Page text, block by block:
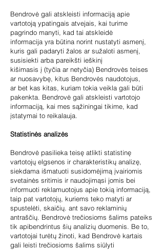
Bendrovė gali atskleisti informaciją apie
vartotoją ypatingais atvejais, kai turime
pagrindo manyti, kad tai atskleidė
informacija yra būtina norint nustatyti asmenį,
kuris gali padaryti žalos ar sužaloti asmenį,
susisiekti arba pareikšti ieškinį
kišimasis į (tyčia ar netyčia) Bendrovės teises
ar nuosavybę, kitus Bendrovės naudotojus,
ar bet kas kitas, kuriam tokia veikla gali būti
pakenkta. Bendrovė gali atskleisti vartotojo
informaciją, kai mes sąžiningai tikime, kad
įstatymai to reikalauja.
Statistinės analizės
Bendrovė pasilieka teisę atlikti statistinę
vartotojų elgsenos ir charakteristikų analizę,
siekdama išmatuoti susidomėjimą įvairiomis
svetainės sritimis ir naudojimąsi jomis bei
informuoti reklamuotojus apie tokią informaciją,
taip pat vartotojų, kuriems teko matyti ar
spustelėti, skaičių. ant savo reklaminių
antraščių. Bendrovė trečiosioms šalims pateiks
tik apibendrintus šių analizių duomenis. Be to,
vartotojai turėtų žinoti, kad Bendrovė kartais
gali leisti trečiosioms šalims siūlyti